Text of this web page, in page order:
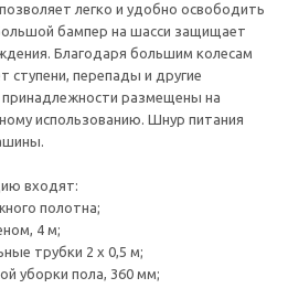
легко и удобно освободить
бампер на шасси защищает
Благодаря большим колесам
ступени, перепады и другие
размещены на
использованию. Шнур питания
входят:
полотна;
4 м;
трубки 2 х 0,5 м;
уборки пола, 360 мм;